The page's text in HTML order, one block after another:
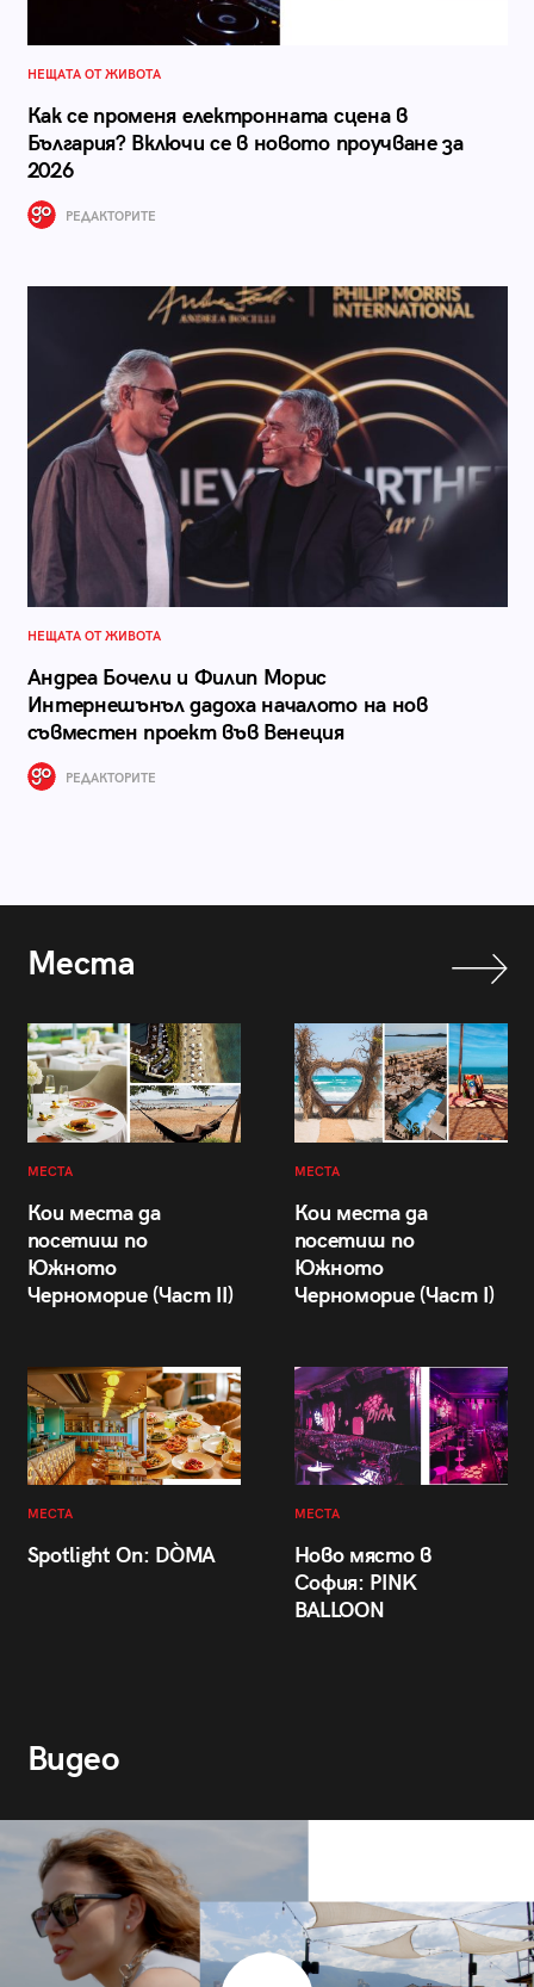
НЕЩАТА ОТ ЖИВОТА
Как се променя електронната сцена в
България? Включи се в новото проучване за
2026
РЕДАКТОРИТЕ
НЕЩАТА ОТ ЖИВОТА
Андреа Бочели и Филип Морис
Интернешънъл дадоха началото на нов
съвместен проект във Венеция
РЕДАКТОРИТЕ
Места
МЕСТА
Кои места да
посетиш по
Южното
Черноморие (Част II)
МЕСТА
Кои места да
посетиш по
Южното
Черноморие (Част I)
МЕСТА
Spotlight On: DÒMA
МЕСТА
Ново място в
София: PINK
BALLOON
Видео